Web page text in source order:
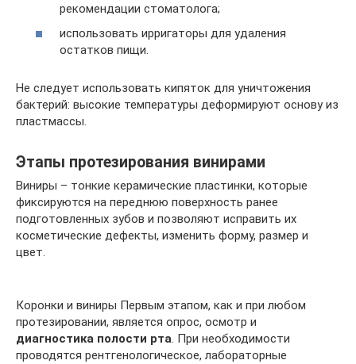
рекомендации стоматолога;
использовать ирригаторы для удаления
остатков пищи.
Не следует использовать кипяток для уничтожения
бактерий: высокие температуры деформируют основу из
пластмассы.
Этапы протезирования винирами
Виниры – тонкие керамические пластинки, которые
фиксируются на переднюю поверхность ранее
подготовленных зубов и позволяют исправить их
косметические дефекты, изменить форму, размер и
цвет.
Коронки и виниры Первым этапом, как и при любом
протезировании, является опрос, осмотр и
диагностика полости рта. При необходимости
проводятся рентгенологическое, лабораторные